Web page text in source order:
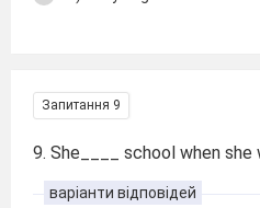
Запитання 9
9. She____ school when she
варіанти відповідей